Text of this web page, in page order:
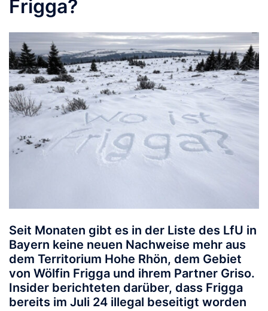
Frigga?
Seit Monaten gibt es in der Liste des LfU in
Bayern keine neuen Nachweise mehr aus
dem Territorium Hohe Rhön, dem Gebiet
von Wölfin Frigga und ihrem Partner Griso.
Insider berichteten darüber, dass Frigga
bereits im Juli 24 illegal beseitigt worden